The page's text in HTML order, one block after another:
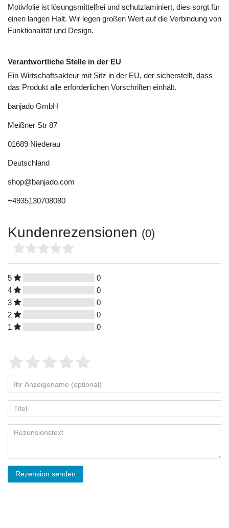
Motivfolie ist lösungsmittelfrei und schutzlaminiert, dies sorgt für
einen langen Halt. Wir legen großen Wert auf die Verbindung von
Funktionalität und Design.
Verantwortliche Stelle in der EU
Ein Wirtschaftsakteur mit Sitz in der EU, der sicherstellt, dass
das Produkt alle erforderlichen Vorschriften einhält.
banjado GmbH
Meißner Str 87
01689 Niederau
Deutschland
shop@banjado.com
+4935130708080
Kundenrezensionen (0)
5
0
4
0
3
0
2
0
1
0
Rezension senden